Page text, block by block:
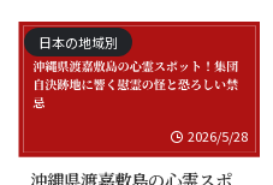
日本の地域別
2026/5/28
沖縄県渡嘉敷島の心霊スポ